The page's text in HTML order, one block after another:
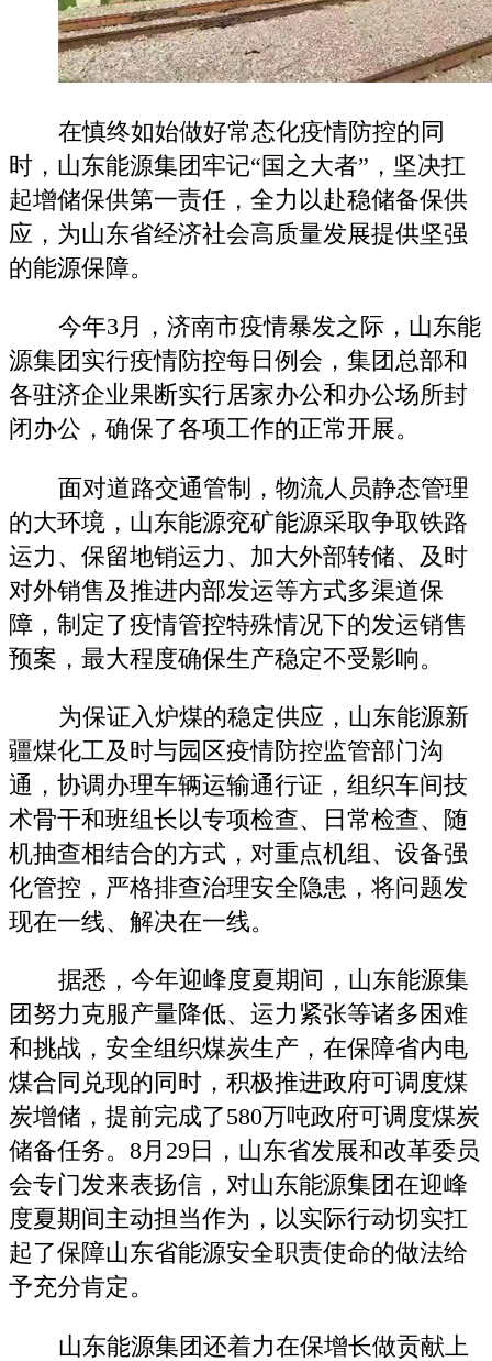
在慎终如始做好常态化疫情防控的同
时，山东能源集团牢记“国之大者”，坚决扛
起增储保供第一责任，全力以赴稳储备保供
应，为山东省经济社会高质量发展提供坚强
的能源保障。
今年3月，济南市疫情暴发之际，山东能
源集团实行疫情防控每日例会，集团总部和
各驻济企业果断实行居家办公和办公场所封
闭办公，确保了各项工作的正常开展。
面对道路交通管制，物流人员静态管理
的大环境，山东能源兖矿能源采取争取铁路
运力、保留地销运力、加大外部转储、及时
对外销售及推进内部发运等方式多渠道保
障，制定了疫情管控特殊情况下的发运销售
预案，最大程度确保生产稳定不受影响。
为保证入炉煤的稳定供应，山东能源新
疆煤化工及时与园区疫情防控监管部门沟
通，协调办理车辆运输通行证，组织车间技
术骨干和班组长以专项检查、日常检查、随
机抽查相结合的方式，对重点机组、设备强
化管控，严格排查治理安全隐患，将问题发
现在一线、解决在一线。
据悉，今年迎峰度夏期间，山东能源集
团努力克服产量降低、运力紧张等诸多困难
和挑战，安全组织煤炭生产，在保障省内电
煤合同兑现的同时，积极推进政府可调度煤
炭增储，提前完成了580万吨政府可调度煤炭
储备任务。8月29日，山东省发展和改革委员
会专门发来表扬信，对山东能源集团在迎峰
度夏期间主动担当作为，以实际行动切实扛
起了保障山东省能源安全职责使命的做法给
予充分肯定。
山东能源集团还着力在保增长做贡献上